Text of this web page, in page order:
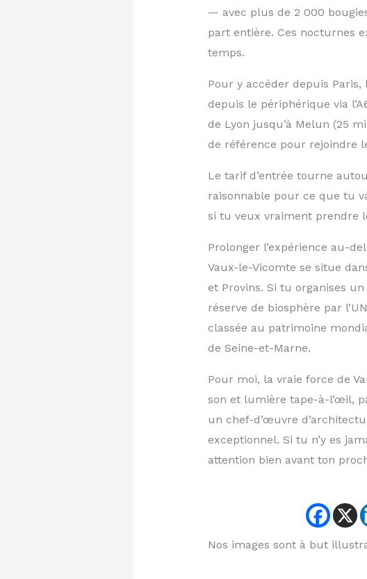
— avec plus de 2 000
part entière. Ces nocturnes
temps.
Pour y accéder depuis
depuis le périphérique via
de Lyon jusqu’à Melun (25
de référence pour rejoindre
Le tarif d’entrée tourne
raisonnable pour ce que tu
si tu veux vraiment prendre
Prolonger l’expérience au-
Vaux-le-Vicomte se situe
et Provins. Si tu organises
réserve de biosphère par
classée au patrimoine
de Seine-et-Marne.
Pour moi, la vraie force de
son et lumière tape-à-l’œil,
un chef-d’œuvre
exceptionnel. Si tu n’y es
attention bien avant ton
Nos images sont à but